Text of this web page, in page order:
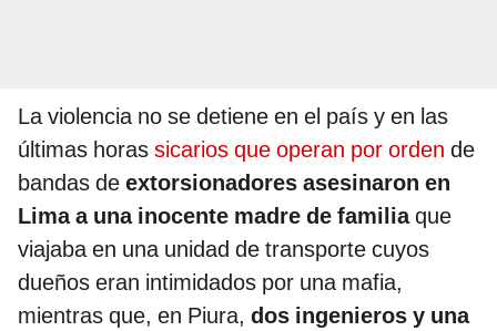
La violencia no se detiene en el país y en las
últimas horas sicarios que operan por orden de
bandas de extorsionadores asesinaron en
Lima a una inocente madre de familiaque
viajaba en una unidad de transporte cuyos
dueños eran intimidados por una mafia,
mientras que, en Piura, dos ingenieros y una